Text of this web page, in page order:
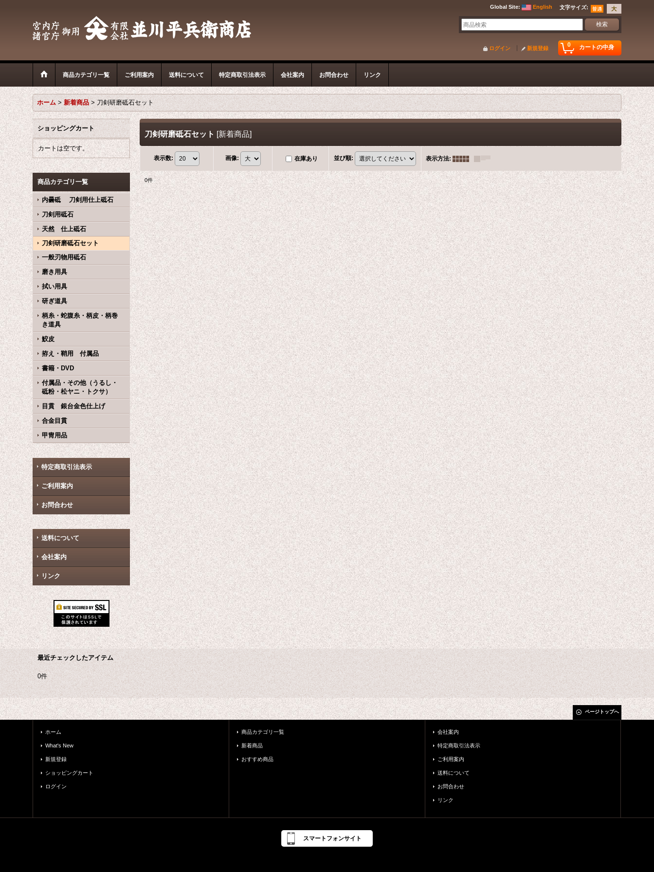
文字サイズ:
Global Site: English
0 カートの中身
ログイン 新規登録
商品カテゴリ一覧 ご利用案内 送料について 特定商取引法表示 会社案内 お問合わせ リンク
ホーム > 新着商品 > 刀剣研磨砥石セット
ショッピングカート
カートは空です。
商品カテゴリ一覧
内曇砥 刀剣用仕上砥石
刀剣用砥石
天然 仕上砥石
刀剣研磨砥石セット
一般刃物用砥石
磨き用具
拭い用具
研ぎ道具
柄糸・蛇腹糸・柄皮・柄巻
き道具
鮫皮
拵え・鞘用 付属品
書籍・DVD
付属品・その他（うるし・
砥粉・松ヤニ・トクサ）
目貫 銀台金色仕上げ
合金目貫
甲冑用品
特定商取引法表示
ご利用案内
お問合わせ
送料について
会社案内
リンク
刀剣研磨砥石セット [新着商品]
表示数: 画像: 在庫あり 並び順: 表示方法:
0件
最近チェックしたアイテム
0件
ページトップへ
ホーム
What's New
新規登録
ショッピングカート
ログイン
商品カテゴリ一覧
新着商品
おすすめ商品
会社案内
特定商取引法表示
ご利用案内
送料について
お問合わせ
リンク
スマートフォンサイト